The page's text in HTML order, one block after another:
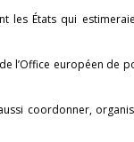
les États qui
l’Office européen
coordonner,